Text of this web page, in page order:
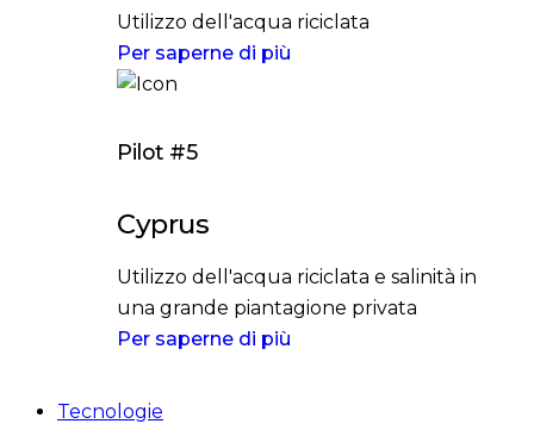
Utilizzo dell'acqua riciclata
Per saperne di più
Pilot #5
Cyprus
Utilizzo dell'acqua riciclata e salinità in
una grande piantagione privata
Per saperne di più
Tecnologie